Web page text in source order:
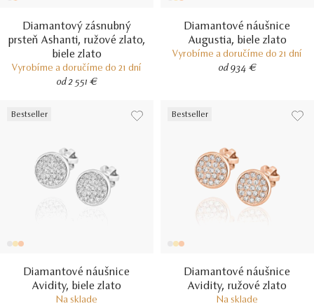
Diamantový zásnubný
prsteň Ashanti, ružové zlato,
biele zlato
Vyrobíme a doručíme do 21 dní
od 2 551 €
Diamantové náušnice
Augustia, biele zlato
Vyrobíme a doručíme do 21 dní
od 934 €
Bestseller
Diamantové náušnice
Avidity, biele zlato
Na sklade
Bestseller
Diamantové náušnice
Avidity, ružové zlato
Na sklade